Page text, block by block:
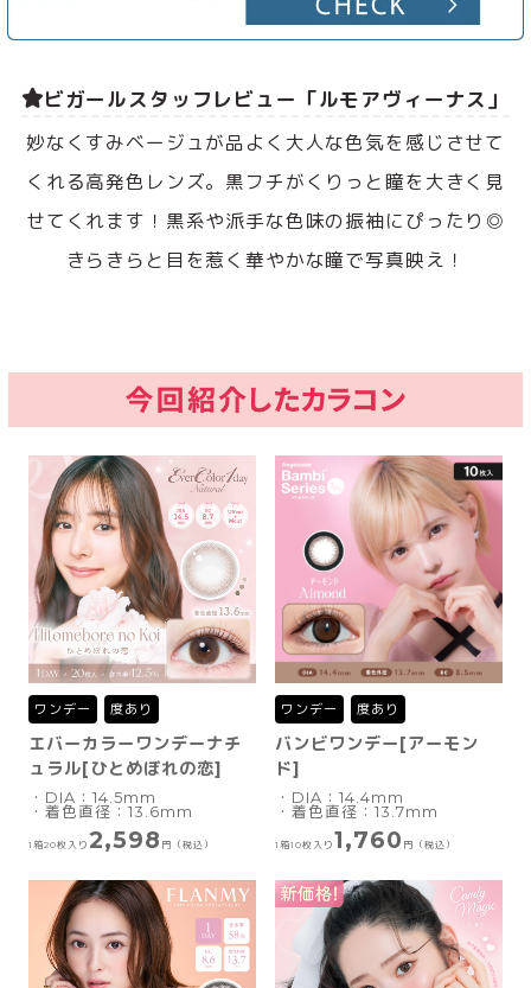
ビガールスタッフレビュー「ルモアヴィーナス」
妙なくすみベージュが品よく大人な色気を感じさせて
くれる高発色レンズ。黒フチがくりっと瞳を大きく見
せてくれます！黒系や派手な色味の振袖にぴったり◎
きらきらと目を惹く華やかな瞳で写真映え！
ワンデー 度あり
エバーカラーワンデーナチ
ュラル[ひとめぼれの恋]
・DIA：14.5mm
・着色直径：13.6mm
1箱20枚入り 2,598 円（税込）
ワンデー 度あり
バンビワンデー[アーモン
ド]
・DIA：14.4mm
・着色直径：13.7mm
1箱10枚入り 1,760 円（税込）